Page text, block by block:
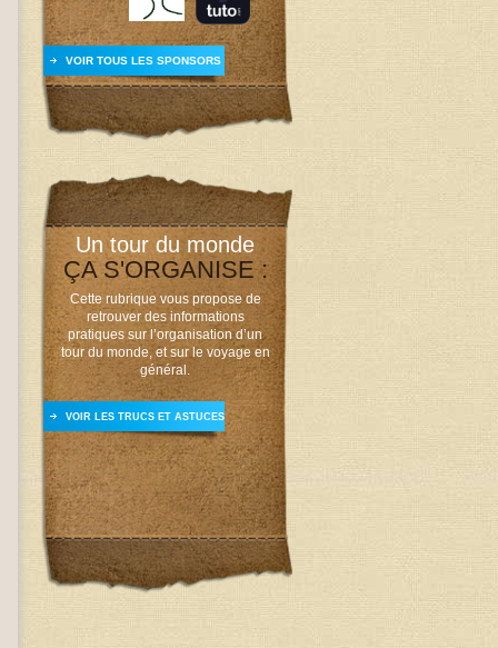
VOIR TOUS LES SPONSORS
Un tour du monde
ÇA S'ORGANISE :
Cette rubrique vous propose de
retrouver des informations
pratiques sur l’organisation d’un
tour du monde, et sur le voyage en
général.
VOIR LES TRUCS ET ASTUCES